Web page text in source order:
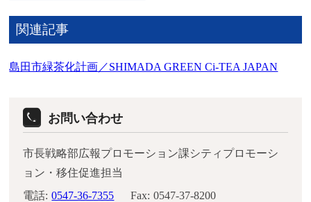
関連記事
島田市緑茶化計画／SHIMADA GREEN Ci-TEA JAPAN
お問い合わせ
市長戦略部広報プロモーション課シティプロモーシ
ョン・移住促進担当
電話: 0547-36-7355 Fax: 0547-37-8200